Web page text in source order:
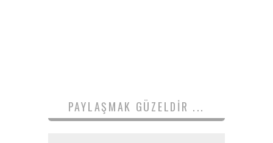
PAYLAŞMAK GÜZELDIR ...